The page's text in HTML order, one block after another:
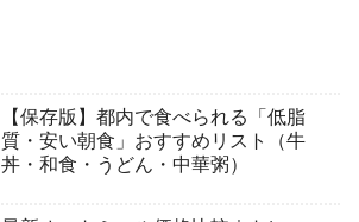
【保存版】都内で食べられる「低脂
質・安い朝食」おすすめリスト（牛
丼・和食・うどん・中華粥）